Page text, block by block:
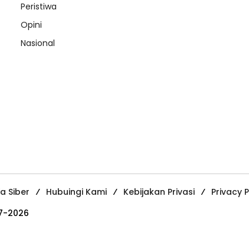
Peristiwa
Opini
Nasional
Siber Hubuingi Kami Kebijakan Privasi Privacy
2026